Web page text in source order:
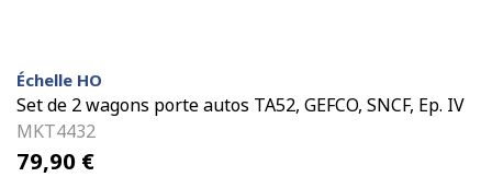
Échelle HO
Set de 2 wagons porte autos TA52, GEFCO, SNCF, Ep. IV
MKT4432
79,90 €